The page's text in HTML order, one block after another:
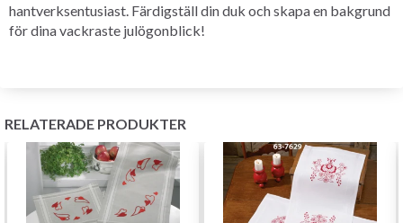
hantverksentusiast. Färdigställ din duk och skapa en bakgrund
för dina vackraste julögonblick!
RELATERADE PRODUKTER